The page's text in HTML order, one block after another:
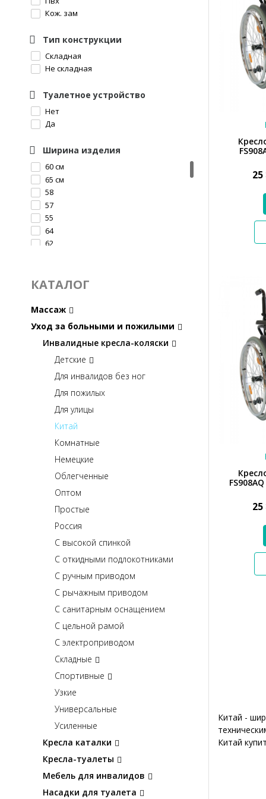
31
35
80
25,5
11
25,3
20.1
118
42
14,6 кг
14,8
22
145
25,7
110
9,5
36,6
41
50
122
Кож. зам
Тип конструкции
Складная
Не складная
Туалетное устройство
Нет
Да
Ширина изделия
60 см
65 см
58
57
55
64
62
66
70
63,5
63
72,5
120
63.5
КАТАЛОГ
Массаж
Уход за больными и пожилыми
Инвалидные кресла-коляски
Детские
Для инвалидов без ног
Для пожилых
Для улицы
Китай
Комнатные
Немецкие
Облегченные
Оптом
Простые
Россия
С высокой спинкой
С откидными подлокотниками
С ручным приводом
С рычажным приводом
С санитарным оснащением
С цельной рамой
С электроприводом
Складные
Спортивные
Узкие
Универсальные
Усиленные
Кресла каталки
Кресла-туалеты
Мебель для инвалидов
Насадки для туалета
25
25
Китай -
Китай